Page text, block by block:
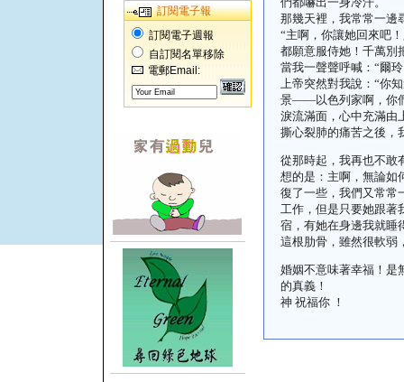
訂閱電子報
訂閱電子週報
自訂閱名單移除
電郵Email:
那幾天裡，我常常一邊
“主啊，你讓她回來吧
都願意服侍她！千萬別
當我一聲聲呼喊： “爾
上帝突然對我說： “你
景——以色列家啊，你
淚流滿面，心中充滿由
撕心裂肺的痛苦之後，
從那時起，我再也不敢
想的是：主啊，無論如
復了一些，我們又常常
工作，但是只要她跟著
宿，有她在身邊我就睡
這根肋骨，雖然很軟弱
婚姻不意味著幸福！是
的真義！
神 祝福你 ！